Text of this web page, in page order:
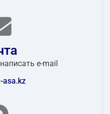
e-mail
asa.kz